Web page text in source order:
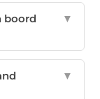
boord
▼
▼